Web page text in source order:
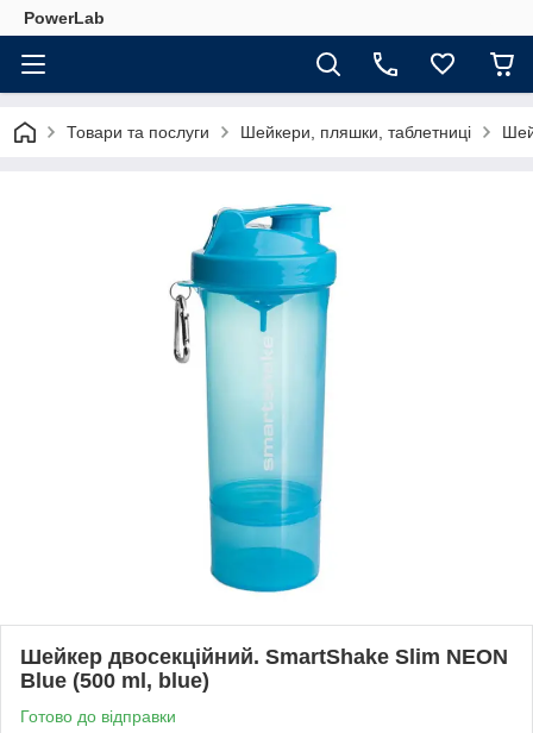
PowerLab
Товари та послуги Шейкери, пляшки, таблетниці
Шейкер двосекційний. SmartShake Slim NEON
Blue (500 ml, blue)
Готово до відправки